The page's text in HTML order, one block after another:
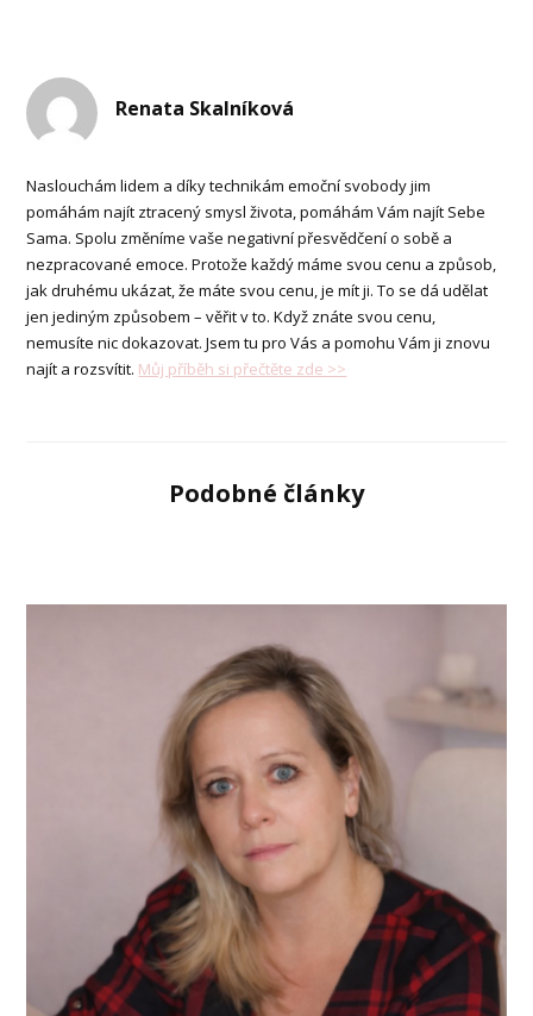
Renata Skalníková
Naslouchám lidem a díky technikám emoční svobody jim
pomáhám najít ztracený smysl života, pomáhám Vám najít Sebe
Sama. Spolu změníme vaše negativní přesvědčení o sobě a
nezpracované emoce. Protože každý máme svou cenu a způsob,
jak druhému ukázat, že máte svou cenu, je mít ji. To se dá udělat
jen jediným způsobem – věřit v to. Když znáte svou cenu,
nemusíte nic dokazovat. Jsem tu pro Vás a pomohu Vám ji znovu
najít a rozsvítit. Můj příběh si přečtěte zde >>
Podobné články